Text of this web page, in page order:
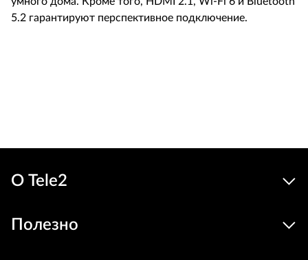
5.2 гарантируют перспективное подключение.
О Tele2
Полезно